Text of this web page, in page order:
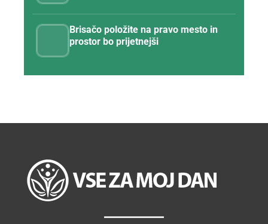
Brisačo položite na pravo mesto in
prostor bo prijetnejši